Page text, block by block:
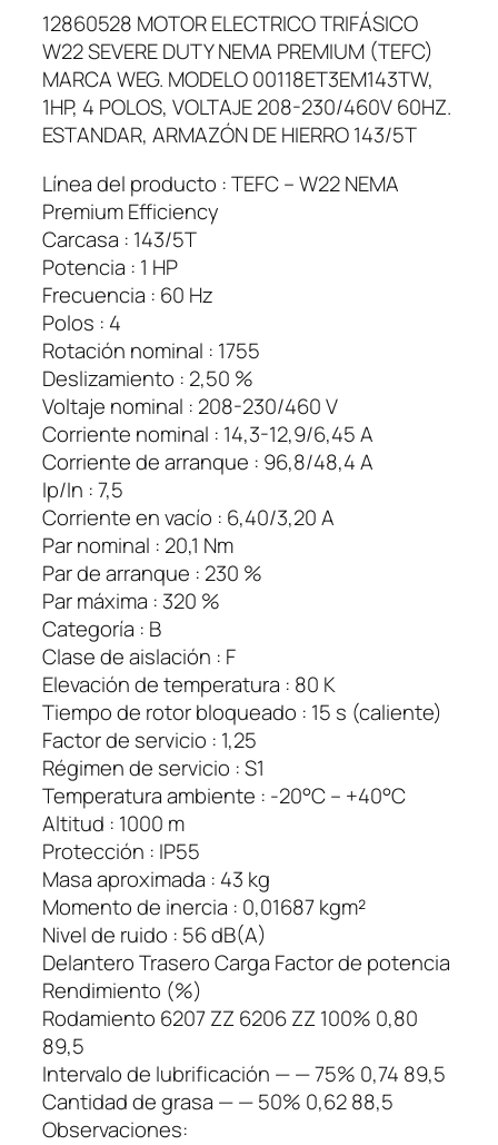
T
r
i
f
a
i
c
o
1
H
p
W
e
g
4
P
o
l
o
s
1
8
0
0
R
1
4
3
/
5
t
c
a
n
t
i
d
a
d
12860528 MOTOR ELECTRICO TRIFÁSICO
W22 SEVERE DUTY NEMA PREMIUM (TEFC)
MARCA WEG. MODELO 00118ET3EM143TW,
1HP, 4 POLOS, VOLTAJE 208-230/460V 60HZ.
ESTANDAR, ARMAZÓN DE HIERRO 143/5T
Línea del producto : TEFC – W22 NEMA
Premium Efficiency
Carcasa : 143/5T
Potencia : 1 HP
Frecuencia : 60 Hz
Polos : 4
Rotación nominal : 1755
Deslizamiento : 2,50 %
Voltaje nominal : 208-230/460 V
Corriente nominal : 14,3-12,9/6,45 A
Corriente de arranque : 96,8/48,4 A
Ip/In : 7,5
Corriente en vacío : 6,40/3,20 A
Par nominal : 20,1 Nm
Par de arranque : 230 %
Par máxima : 320 %
Categoría : B
Clase de aislación : F
Elevación de temperatura : 80 K
Tiempo de rotor bloqueado : 15 s (caliente)
Factor de servicio : 1,25
Régimen de servicio : S1
Temperatura ambiente : -20°C – +40°C
Altitud : 1000 m
Protección : IP55
Masa aproximada : 43 kg
Momento de inercia : 0,01687 kgm²
Nivel de ruido : 56 dB(A)
Delantero Trasero Carga Factor de potencia
Rendimiento (%)
Rodamiento 6207 ZZ 6206 ZZ 100% 0,80
89,5
Intervalo de lubrificación — — 75% 0,74 89,5
Cantidad de grasa — — 50% 0,62 88,5
Observaciones: